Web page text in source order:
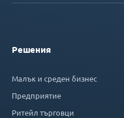
Решения
Малък и среден бизнес
Предприятие
Ритейл търговци